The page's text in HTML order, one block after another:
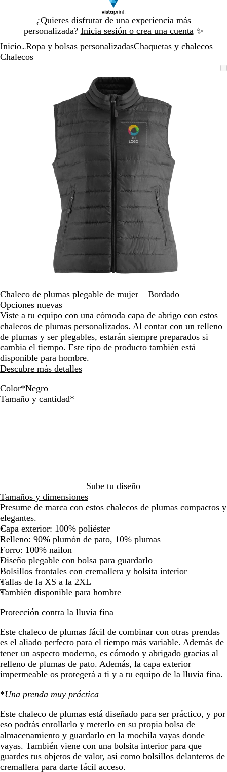
¿Quieres disfrutar de una experiencia más
personalizada? Inicia sesión o crea una cuenta ✨
1
Inicio Ropa y bolsas personalizadasChaquetas y chalecos
Chalecos
ampliable
hasta
mínimo
clic
para
expandir
las
teclas
de
más
y
menos
alejar
las
flechas
moverte
por
imagen
Chaleco de plumas plegable de mujer – Bordado
Opciones nuevas
Viste a tu equipo con una cómoda capa de abrigo con estos
chalecos de plumas personalizados. Al contar con un relleno
de plumas y ser plegables, estarán siempre preparados si
cambia el tiempo. Este tipo de producto también está
disponible para hombre.
Descubre más detalles
Color*Negro
G
j
a
s
p
e
a
d
o
N
A
a
d
o
G
o
j
a
s
p
e
a
d
o
Tamaño y cantidad*
Sube tu diseño
Tamaños y dimensiones
Presume de marca con estos chalecos de plumas compactos y
elegantes.
Capa exterior: 100% poliéster
Relleno: 90% plumón de pato, 10% plumas
Forro: 100% nailon
Diseño plegable con bolsa para guardarlo
Bolsillos frontales con cremallera y bolsita interior
Tallas de la XS a la 2XL
También disponible para hombre
Protección contra la lluvia fina
Este chaleco de plumas fácil de combinar con otras prendas
es el aliado perfecto para el tiempo más variable. Además de
tener un aspecto moderno, es cómodo y abrigado gracias al
relleno de plumas de pato. Además, la capa exterior
impermeable os protegerá a ti y a tu equipo de la lluvia fina.
*Una prenda muy práctica
Este chaleco de plumas está diseñado para ser práctico, y por
eso podrás enrollarlo y meterlo en su propia bolsa de
almacenamiento y guardarlo en la mochila vayas donde
vayas. También viene con una bolsita interior para que
guardes tus objetos de valor, así como bolsillos delanteros de
cremallera para darte fácil acceso.